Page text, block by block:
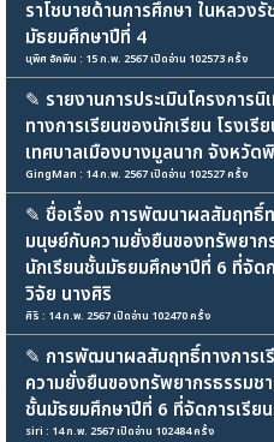
ราโชบายด้านการศึกษา ในหลวง
มัธยมศึกษาปีที่ 4
นุพิศ อัคพิน : 15 ก.พ. 2567 เปิดอ่าน 102573 ครั้ง
✎ รายงานการประเมินโครงการ
ทางการเรียนของนักเรียน โรงเ
เทศบาลเมืองบางมูลนาก จังหวัด
GingMan : 14 ก.พ. 2567 เปิดอ่าน 102527 ครั้ง
✎ ชื่อเรื่อง การพัฒนาผลสัมฤทธิ์ท
มนุษย์กับความยั่งยืนของทรัพยา
นักเรียนชั้นมัธยมศึกษาปีที่ 6 ที่จัด
วิจัย นางศิริ
ศิริ : 14 ก.พ. 2567 เปิดอ่าน 102470 ครั้ง
✎ การพัฒนาผลสัมฤทธิ์ทางการเ
ความยั่งยืนของทรัพยากรธรรมช
ชั้นมัธยมศึกษาปีที่ 6 ที่จัดการเรีย
siri : 14 ก.พ. 2567 เปิดอ่าน 102484 ครั้ง